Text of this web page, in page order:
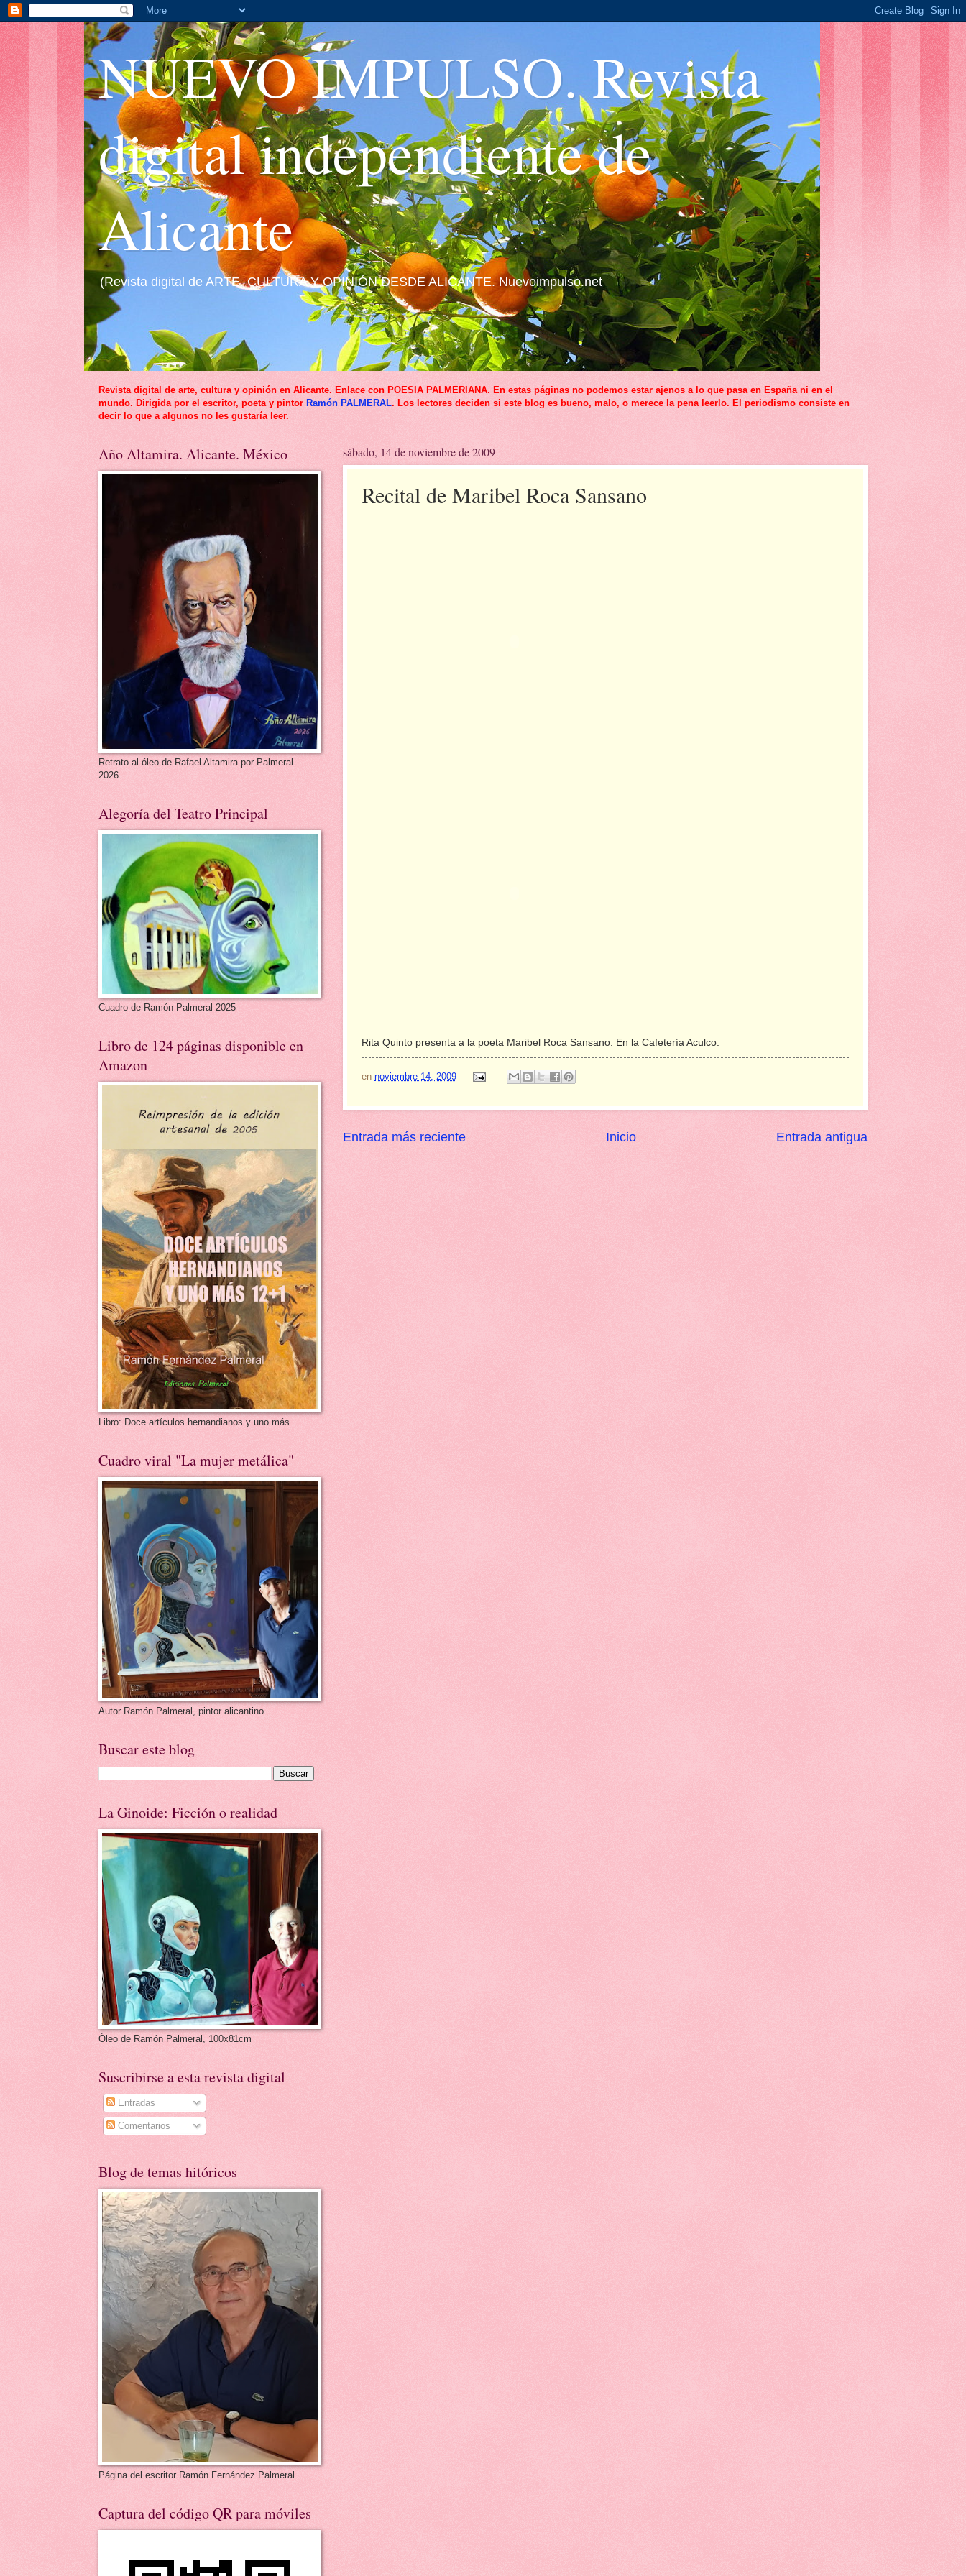
NUEVO IMPULSO. Revista
digital independiente de
Alicante
(Revista digital de ARTE, CULTURA Y OPINIÓN DESDE ALICANTE. Nuevoimpulso.net
Revista digital de arte, cultura y opinión en Alicante. Enlace con POESIA PALMERIANA. En estas páginas no podemos estar ajenos a lo que pasa en España ni en el
mundo. Dirigida por el escritor, poeta y pintor Ramón PALMERAL. Los lectores deciden si este blog es bueno, malo, o merece la pena leerlo. El periodismo consiste en
decir lo que a algunos no les gustaría leer.
sábado, 14 de noviembre de 2009
Recital de Maribel Roca Sansano
Rita Quinto presenta a la poeta Maribel Roca Sansano. En la Cafetería Aculco.
en noviembre 14, 2009
Entrada más reciente Entrada antigua
Inicio
Año Altamira. Alicante. México
Retrato al óleo de Rafael Altamira por Palmeral
2026
Alegoría del Teatro Principal
Cuadro de Ramón Palmeral 2025
Libro de 124 páginas disponible en
Amazon
Libro: Doce artículos hernandianos y uno más
Cuadro viral "La mujer metálica"
Autor Ramón Palmeral, pintor alicantino
Buscar este blog
La Ginoide: Ficción o realidad
Óleo de Ramón Palmeral, 100x81cm
Suscribirse a esta revista digital
Entradas
Comentarios
Blog de temas hitóricos
Página del escritor Ramón Fernández Palmeral
Captura del código QR para móviles